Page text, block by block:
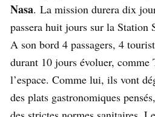
Nasa. La mission durera dix
passera huit jours sur la Station
A son bord 4 passagers, 4
durant 10 jours évoluer, comme
l’espace. Comme lui, ils vont
des plats gastronomiques